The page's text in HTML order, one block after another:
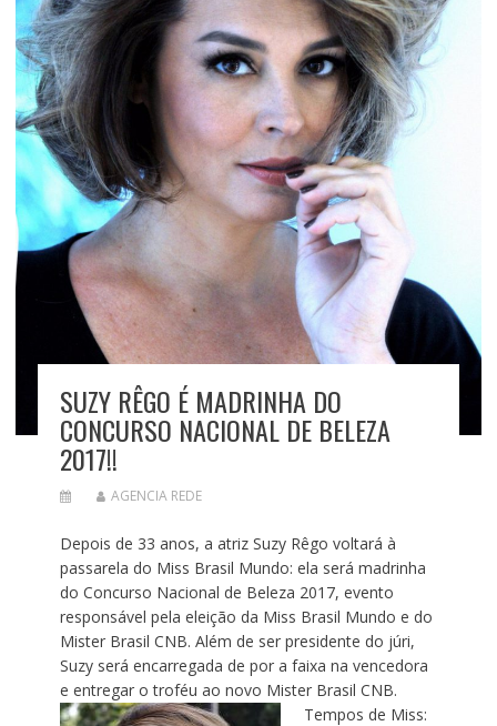
SUZY RÊGO É MADRINHA DO
CONCURSO NACIONAL DE BELEZA
2017!!
AGENCIA REDE
Depois de 33 anos, a atriz SuzyRêgo voltará à
passarela do Miss Brasil Mundo: ela será madrinha
do Concurso Nacional de Beleza 2017, evento
responsável pela eleição da Miss Brasil Mundo e do
Mister Brasil CNB. Além de ser presidente do júri,
Suzyserá encarregada de por a faixa na vencedora
e entregar o troféu ao novo Mister Brasil CNB.
Tempos de Miss: